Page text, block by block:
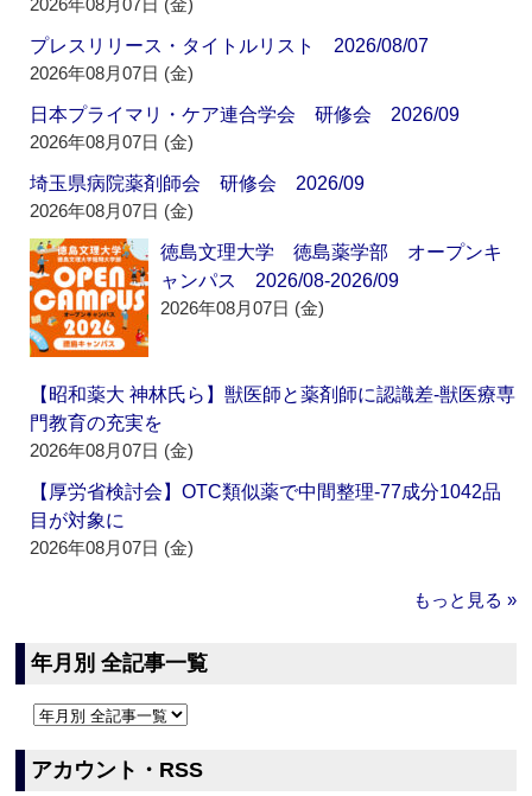
2026年08月07日 (金)
プレスリリース・タイトルリスト 2026/08/07
2026年08月07日 (金)
日本プライマリ・ケア連合学会 研修会 2026/09
2026年08月07日 (金)
埼玉県病院薬剤師会 研修会 2026/09
2026年08月07日 (金)
徳島文理大学 徳島薬学部 オープンキ
ャンパス 2026/08-2026/09
2026年08月07日 (金)
【昭和薬大 神林氏ら】獣医師と薬剤師に認識差‐獣医療専
門教育の充実を
2026年08月07日 (金)
【厚労省検討会】OTC類似薬で中間整理‐77成分1042品
目が対象に
2026年08月07日 (金)
もっと見る »
年月別 全記事一覧
アカウント・RSS